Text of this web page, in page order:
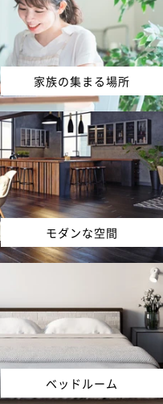
家族の集まる場所
モダンな空間
ベッドルーム